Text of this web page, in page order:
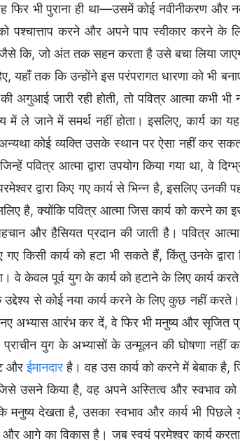
फिर भी पुराना ही था—उसमें कोई नवीनीकरण और
पश्चात्ताप करने और अपने पाप स्वीकार करने
जैसे कि, जो अंत तक सहन करता है उसे बचा लिया
यहाँ तक कि उन्होंने इस परंपरागत धारणा को भी
जारी रही होती, तो पवित्र आत्मा कभी भी
ले जाने में समर्थ नहीं होता। इसलिए, कार्य का यह
अन्यथा कोई व्यक्ति उसके स्थान पर ऐसा नहीं कर
पवित्र आत्मा द्वारा उपयोग किया गया था, वे
द्वारा किए गए कार्य से भिन्न है, इसलिए
है, क्योंकि पवित्र आत्मा जिस कार्य को करने का
और हैसियत प्रदान की जाती है। पवित्र आत्मा
किसी कार्य को हटा भी सकते हैं, किंतु उनके
वे केवल पूर्व युग के कार्य को हटाने के लिए कार्य
उद्देश्य से कोई नया कार्य करने के लिए कुछ नहीं
अभ्यास आरंभ कर दें, वे फिर भी मनुष्य और सृजित
युग के अभ्यासों के उन्मूलन की घोषणा नहीं
औरईमानदारहै। वह उस कार्य को करने में बेबाक है,
उसने किया है, वह अपने अस्तित्व और स्वभाव
मनुष्य देखता है, उसका स्वभाव और कार्य भी
और आगे का विकास है। जब स्वयं परमेश्वर कार्य